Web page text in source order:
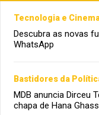
Tecnologia e
Descubra as novas
WhatsApp
Bastidores da
MDB anuncia Dirceu
chapa de Hana